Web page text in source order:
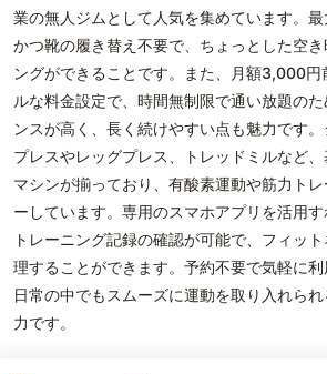
業の無人ジムとして人気を集めています。
かつ靴の履き替え不要で、ちょっとした空
ングができることです。また、月額3,000円
ルな料金設定で、時間無制限で通い放題の
ンスが高く、長く続けやすい点も魅力です
プレスやレッグプレス、トレッドミルなど
マシンが揃っており、有酸素運動や筋力ト
ーしています。専用のスマホアプリを活用
トレーニング記録の確認が可能で、フィッ
理することができます。予約不要で気軽に
日常の中でもスムーズに運動を取り入れら
力です。